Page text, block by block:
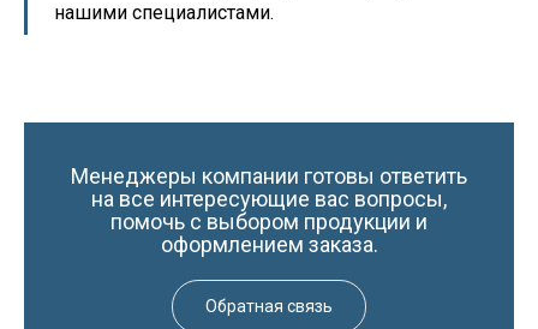
нашими специалистами.
Менеджеры компании готовы ответить
на все интересующие вас вопросы,
помочь с выбором продукции и
оформлением заказа.
Обратная связь